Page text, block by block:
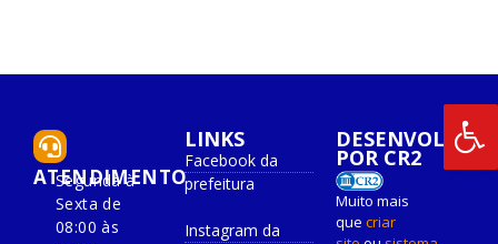
ATENDIMENTO
Segunda à
Sexta de
08:00 às
LINKS
Facebook da
prefeitura
Instagram da
DESENVOLVIDO
POR CR2
Muito mais
que criar